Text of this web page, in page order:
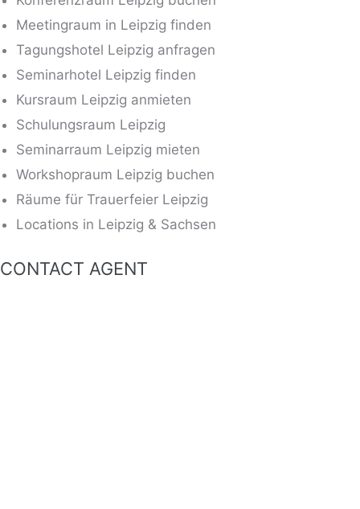
Meetingraum in Leipzig finden
Tagungshotel Leipzig anfragen
Seminarhotel Leipzig finden
Kursraum Leipzig anmieten
Schulungsraum Leipzig
Seminarraum Leipzig mieten
Workshopraum Leipzig buchen
Räume für Trauerfeier Leipzig
Locations in Leipzig & Sachsen
CONTACT AGENT